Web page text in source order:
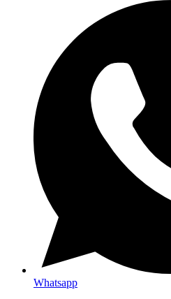
Whatsapp